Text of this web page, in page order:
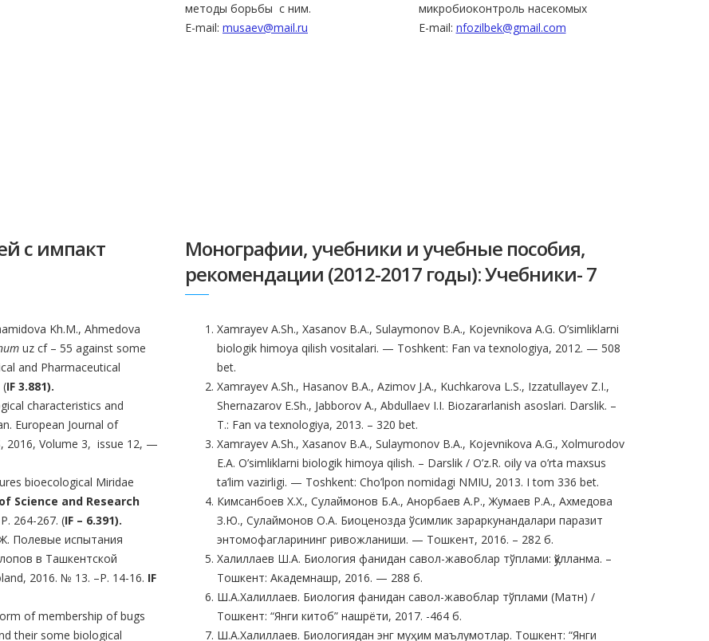
методы борьбы с ним.
E-mail: musaev@mail.ru
микробиоконтроль насекомых
E-mail: nfozilbek@gmail.com
с импакт
Kh.M., Ahmedova
uz cf – 55 against some
and Pharmaceutical
(IF 3.881).
characteristics and
European Journal of
2016, Volume 3, issue 12, —
bioecological Miridae
Science and Research
264-267. (IF – 6.391).
Полевые испытания
в Ташкентской
2016. № 13. –Р. 14-16. IF
of membership of bugs
their some biological
Монографии, учебники и учебные пособия,
рекомендации (2012-2017 годы): Учебники- 7
Xamrayev A.Sh., Xasanоv B.A., Sulaymonov B.A., Kojevnikova A.G. O’simliklarni
biologik himoya qilish vositalari. — Toshkent: Fan va texnologiya, 2012. — 508
bet.
Xamrayev A.Sh., Hasanov B.A., Azimov J.A., Kuchkarova L.S., Izzatullayev Z.I.,
Shernazarov E.Sh., Jabborov A., Abdullaev I.I. Biozararlanish asoslari. Darslik. –
T.: Fan va texnologiya, 2013. – 320 bet.
Xamrayev A.Sh., Xasanov B.A., Sulaymonov B.A., Kojevnikova A.G., Xolmurodov
E.A. O’simliklarni biologik himoya qilish. – Darslik / O’z.R. oily va o’rta maxsus
ta’lim vazirligi. — Toshkent: Cho’lpon nomidagi NMIU, 2013. I tom 336 bet.
Кимсанбоев Х.Х., Сулаймонов Б.А., Анорбаев А.Р., Жумаев Р.А., Ахмедова
З.Ю., Сулаймонов О.А. Биоценозда ўсимлик зараркунандалари паразит
энтомофагларининг ривожланиши. — Тошкент, 2016. – 282 б.
Халиллаев Ш.А. Биология фанидан савол-жавоблар тўплами: қўлланма. –
Тошкент: Академнашр, 2016. — 288 б.
Ш.А.Халиллаев. Биология фанидан савол-жавоблар тўплами (Матн) /
Тошкент: “Янги китоб” нашрёти, 2017. -464 б.
Ш.А.Халиллаев. Биологиядан энг муҳим маълумотлар. Тошкент: “Янги